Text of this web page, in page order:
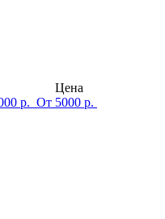
Цена
р. От 5000 р.